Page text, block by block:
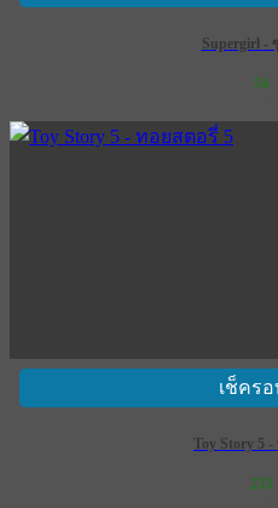
Supergirl -
54
เช็คร
Toy Story 5
233